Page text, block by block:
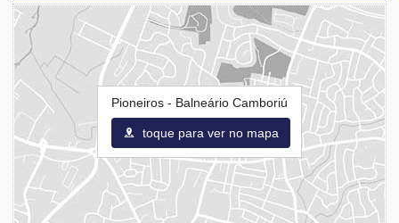
Pioneiros - Balneário Camboriú
toque para ver no mapa